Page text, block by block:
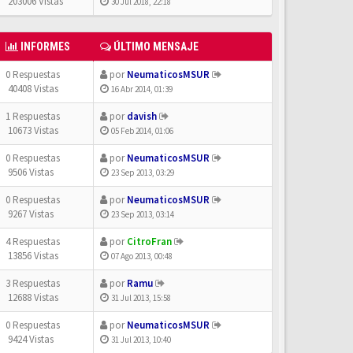
INFORMES ÚLTIMO MENSAJE
0 Respuestas
40408 Vistas
porNeumaticosMSUR
16 Abr 2014, 01:39
1 Respuestas
10673 Vistas
pordavish
05 Feb 2014, 01:06
0 Respuestas
9506 Vistas
porNeumaticosMSUR
23 Sep 2013, 03:29
0 Respuestas
9267 Vistas
porNeumaticosMSUR
23 Sep 2013, 03:14
4 Respuestas
13856 Vistas
porCitroFran
07 Ago 2013, 00:48
3 Respuestas
12688 Vistas
porRamu
31 Jul 2013, 15:58
0 Respuestas
9424 Vistas
porNeumaticosMSUR
31 Jul 2013, 10:40